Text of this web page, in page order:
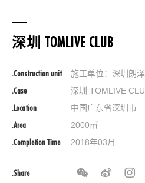
深圳 TOMLIVE CLUB
.Construction unit 施工单位：深圳朗
.Case 深圳 TOMLIVE
.Location 中国广东省深圳市
.Area 2000㎡
.Completion Time 2018年03月
.Share